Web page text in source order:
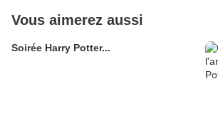
Vous aimerez aussi
Soirée Harry Potter...